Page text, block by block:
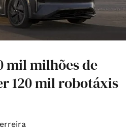
mil milhões de
120 mil robotáxis